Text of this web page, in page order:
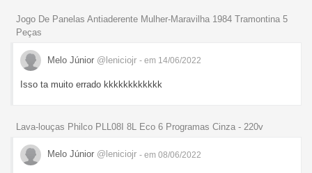
Jogo De Panelas Antiaderente Mulher-Maravilha 1984 Tramontina 5
Peças
Melo Júnior @leniciojr - em 14/06/2022
Isso ta muito errado kkkkkkkkkkkk
Lava-louças Philco PLL08I 8L Eco 6 Programas Cinza - 220v
Melo Júnior @leniciojr - em 08/06/2022